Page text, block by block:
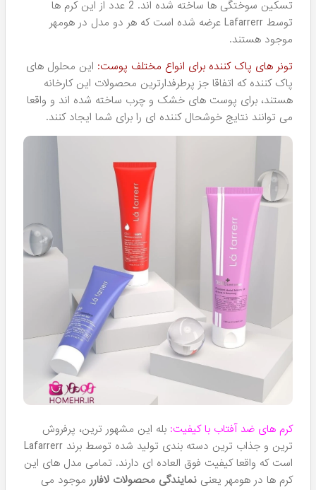
این هدف بزرگ، باعث شده است محصولات این شرکت، از نظر
کیفی، همواره یک سر و گردن از دیگر برند های داخلی، در سطح
بالاتری قرار بگیرند و شهرت و به دنباله آن فروش آنها روز به روز
بیشتر و گسترده تر شود. امروزه مشتریان به شکل ویژه ای از
کالاهای Lafarrerr استقبال می کنند و تقریبا جز برندهای داخلی
است که هر ایرانی حداقل یکبار نام آنرا شنیده،
خرید محصولات
لافارررا تجربه کرده و یا حتی حداقل یکبار از آن استفاده نموده
است!
لیست محصولات لافارر
آنچه که موجب محبوبیت این شرکت آرایشی شده است،
استفاده از مواد گیاهی در کنار فرمولاسیون های پیشرفته سبب
شده است تا مشتریان با کمال میل به کالاهای این شرکت
اعتماد کنند. در حقیقت چه چیزی بهتر از توید کننده ای که
فرمول وگان را برای کالاهایش انتخاب نموده است و هیچ تست
حیوانی روی آنها انجام نمی دهد! علاوه بر اینها مطابق استاندارد
های حال حاضر اروپا به طراحی کالاهایش می پردازد و اثری از
الگوبرداری ها و تقلید های کورکوانه در آنها دیده نمی شود.
این یک نقطه عطف برای برندی ایرانی است که برخلاف برندهای
داخلی مشابه، هیچگونه تقلیدی را در دستور کار قرار نداده است
و همواره هدف آن تولید محصولاتی ارزشمند با استفاده از فرمول
های علمی پیشرفته است. به طور قطع این موضوع تاثیر خاص
خود را روی اعتماد مشتریان گذاشته است و باعث شده تا بیش
از پیش به آن اعتماد کنند.